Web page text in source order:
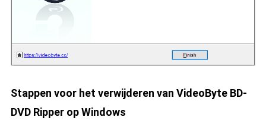
Stappen voor het verwijderen van VideoByte BD-
DVD Ripper op Windows